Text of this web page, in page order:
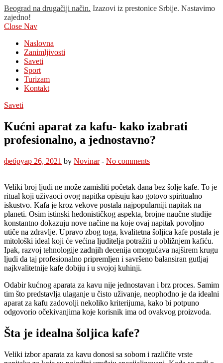
Beograd na drugačiji način. Izazovi iz prestonice Srbije. Nastavimo
zajedno!
Close Nav
Naslovna
Zanimljivosti
Saveti
Sport
Turizam
Kontakt
Saveti
Kućni aparat za kafu- kako izabrati
profesionalno, a jednostavno?
фебруар 26, 2021 by Novinar- No comments
Veliki broj ljudi ne može zamisliti početak dana bez šolje kafe. To je
ritual koji uživaoci ovog napitka opisuju kao gotovo spiritualno
iskustvo. Kafa je kroz vekove postala najpopularniji napitak na
planeti. Osim istinski hedonističkog aspekta, brojne naučne studije
konstantno dokazuju nove načine na koje ovaj napitak povoljno
utiče na zdravlje. Upravo zbog toga, kvalitetna šoljica kafe postala je
mitološki ideal koji će većina ljuditelja potražiti u obližnjem kafiću.
Ipak, razvoj tehnologije zadnjih decenija omogućava najširem krugu
ljudi da taj profesionalno pripremljen i savršeno balansiran gutljaj
najkvalitetnije kafe dobiju i u svojoj kuhinji.
Odabir kućnog aparata za kavu nije jednostavan i brz proces. Samim
tim što predstavlja ulaganje u čisto uživanje, neophodno je da idealni
aparat za kafu zadovolji nekoliko kriterijuma, kako bi potpuno
odgovorio očekivanjima koje korisnik ima od ovakvog proizvoda.
Šta je idealna šoljica kafe?
Veliki izbor aparata za kavu donosi sa sobom i različite vrste